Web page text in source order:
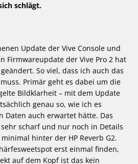
schlägt.
Update der Vive Console und
Firmwareupdate der Vive Pro 2 hat
So viel, dass ich auch das
Primär geht es dabei um die
Bildklarheit – mit dem Update
genau so, wie ich es
Daten auch erwartet hätte. Das
scharf und nur noch in Details
hinter der HP Reverb G2.
erst einmal finden,
auf dem Kopf ist das kein